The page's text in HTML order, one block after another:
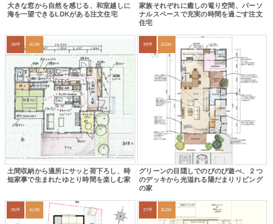
大きな窓から自然を感じる、和室越しに
海を一望できるLDKがある注文住宅
家族それぞれに癒しの篭り空間、パーソ
ナルスペースで充実の時間を過ごす注文
住宅
38坪 4LDK
土間収納から適所にサッと荷下ろし、時
短家事で生まれたゆとり時間を楽しむ家
39坪 2LDK
グリーンの目隠しでのびのび遊べ、２つ
のデッキから光溢れる陽だまりリビング
の家
36坪 4LDK 27坪 3LDK